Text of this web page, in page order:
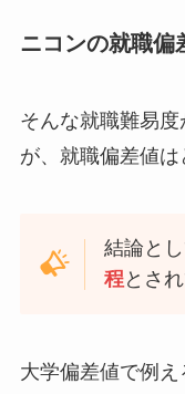
ニコンの就職偏
そんな就職難易
が、就職偏差値は
結論とし
程とさ
大学偏差値で例